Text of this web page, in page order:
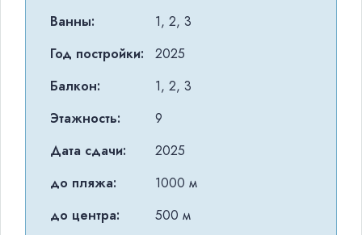
Ванны:
1, 2, 3
Год постройки:
2025
Балкон:
1, 2, 3
Этажность:
9
Дата сдачи:
2025
до пляжа:
1000 м
до центра:
500 м